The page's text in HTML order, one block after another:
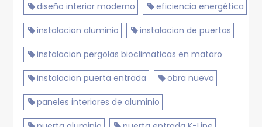
diseño interior moderno eficiencia energética
instalacion aluminio instalacion de puertas
instalacion pergolas bioclimaticas en mataro
instalacion puerta entrada obra nueva
paneles interiores de aluminio